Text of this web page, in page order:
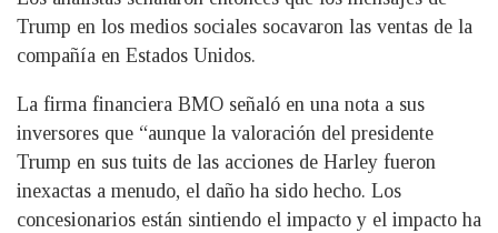
Trump en los medios sociales socavaron las ventas de la
compañía en Estados Unidos.
La firma financiera BMO señaló en una nota a sus
inversores que “aunque la valoración del presidente
Trump en sus tuits de las acciones de Harley fueron
inexactas a menudo, el daño ha sido hecho. Los
concesionarios están sintiendo el impacto y el impacto ha